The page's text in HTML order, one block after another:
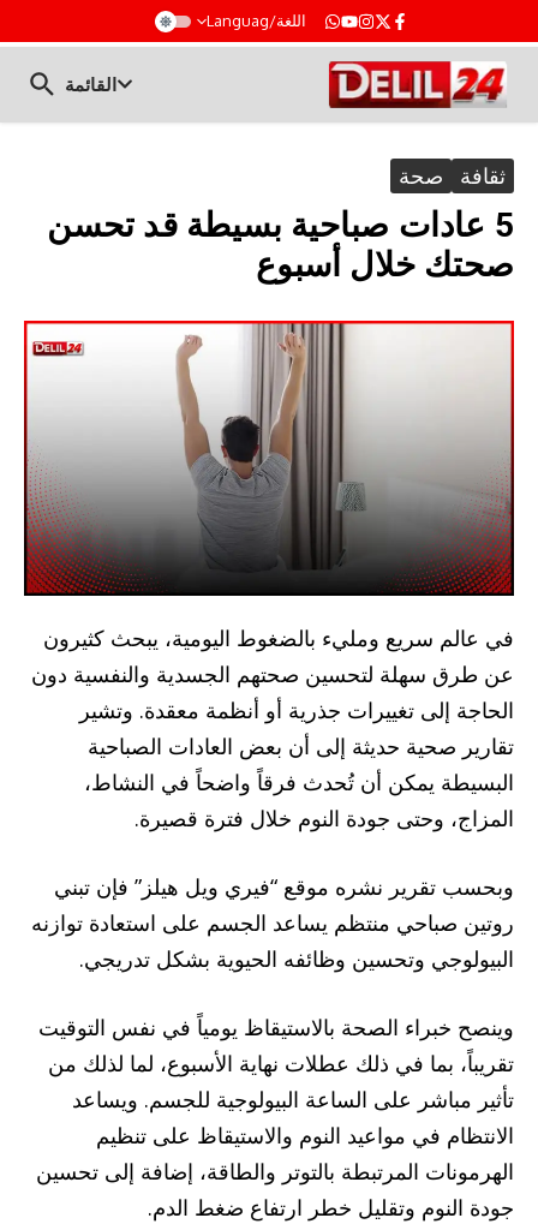
اللغة/Languag
القائمة
ثقافة صحة
5 عادات صباحية بسيطة قد تحسن
صحتك خلال أسبوع
في عالم سريع ومليء بالضغوط اليومية، يبحث كثيرون
عن طرق سهلة لتحسين صحتهم الجسدية والنفسية دون
الحاجة إلى تغييرات جذرية أو أنظمة معقدة. وتشير
تقارير صحية حديثة إلى أن بعض العادات الصباحية
البسيطة يمكن أن تُحدث فرقاً واضحاً في النشاط،
المزاج، وحتى جودة النوم خلال فترة قصيرة.
وبحسب تقرير نشره موقع “فيري ويل هيلز” فإن تبني
روتين صباحي منتظم يساعد الجسم على استعادة توازنه
البيولوجي وتحسين وظائفه الحيوية بشكل تدريجي.
وينصح خبراء الصحة بالاستيقاظ يومياً في نفس التوقيت
تقريباً، بما في ذلك عطلات نهاية الأسبوع، لما لذلك من
تأثير مباشر على الساعة البيولوجية للجسم. ويساعد
الانتظام في مواعيد النوم والاستيقاظ على تنظيم
الهرمونات المرتبطة بالتوتر والطاقة، إضافة إلى تحسين
جودة النوم وتقليل خطر ارتفاع ضغط الدم.